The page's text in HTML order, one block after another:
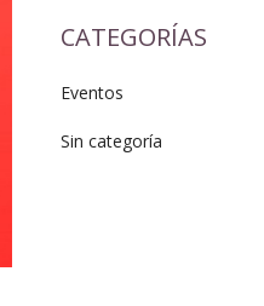
CATEGORÍAS
Eventos
Sin categoría